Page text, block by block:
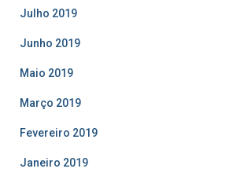
Julho 2019
Junho 2019
Maio 2019
Março 2019
Fevereiro 2019
Janeiro 2019